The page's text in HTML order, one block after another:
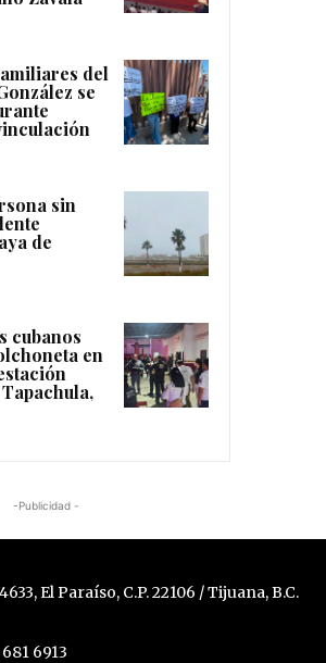
del
se
sin
de
cubanos
en
-Publicidad -
El Paraíso, C.P. 22106 / Tijuana, B.C.
6913